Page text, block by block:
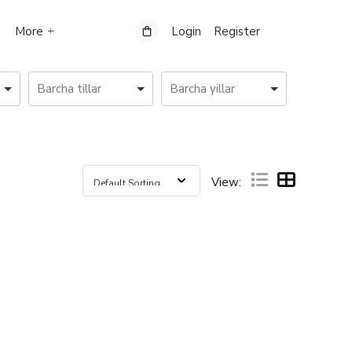
More Login Register
View: